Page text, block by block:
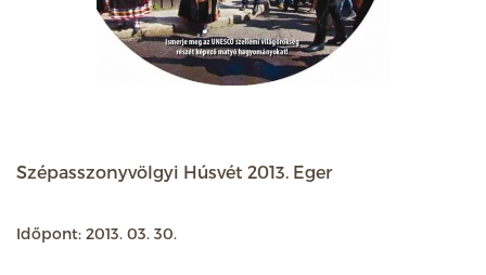
Szépasszonyvölgyi Húsvét 2013. Eger
Időpont: 2013. 03. 30.